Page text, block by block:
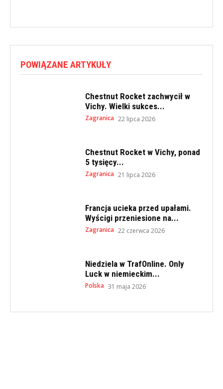
POWIĄZANE ARTYKUŁY
Chestnut Rocket zachwycił w
Vichy. Wielki sukces...
Zagranica 22 lipca 2026
Chestnut Rocket w Vichy, ponad
5 tysięcy...
Zagranica 21 lipca 2026
Francja ucieka przed upałami.
Wyścigi przeniesione na...
Zagranica 22 czerwca 2026
Niedziela w TrafOnline. Only
Luck w niemieckim...
Polska 31 maja 2026